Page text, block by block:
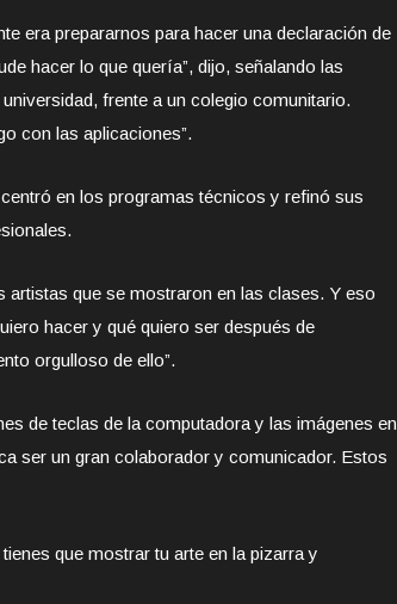
era prepararnos para hacer una declaración de
hacer lo que quería”, dijo, señalando las
frente a un colegio comunitario.
con las aplicaciones”.
en los programas técnicos y refinó sus
artistas que se mostraron en las clases. Y eso
hacer y qué quiero ser después de
orgulloso de ello”.
de teclas de la computadora y las imágenes en
ser un gran colaborador y comunicador. Estos
que mostrar tu arte en la pizarra y